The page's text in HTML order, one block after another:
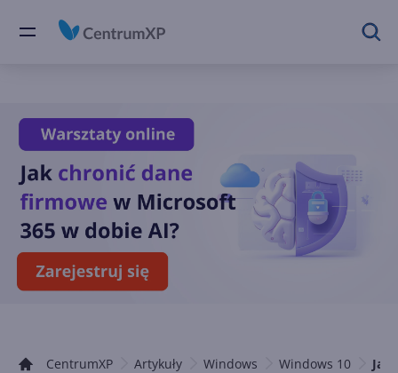
CentrumXP Artykuły Windows Windows 10 Jak